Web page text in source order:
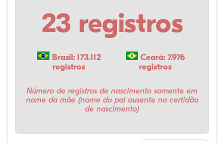
23 registros
Brasil: 173.112
registros
Ceará: 7.976
registros
Número de registros de nascimento somente em
nome da mãe (nome do pai ausente na certidão
de nascimento)